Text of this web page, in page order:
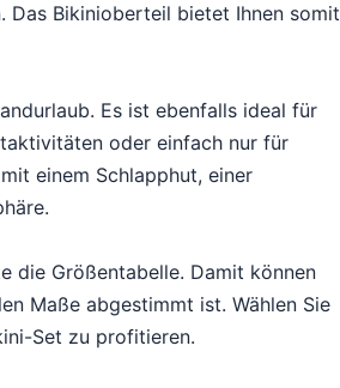
Das Bikinioberteil bietet Ihnen somit
Es ist ebenfalls ideal für
oder einfach nur für
einem Schlapphut, einer
die Größentabelle. Damit können
Maße abgestimmt ist. Wählen Sie
Set zu profitieren.